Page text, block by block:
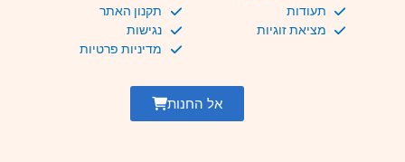
תעודות
מציאת זוגיות
תקנון האתר
נגישות
מדיניות פרטיות
אל החנות